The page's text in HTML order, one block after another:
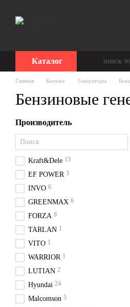
Каталог
Главная Каталог Генераторы
Бензиновые
Производитель
Kraft&Dele 13
EF POWER 3
INVO 6
GREENMAX 6
FORZA 8
TARLAN 1
VITO 1
WARRIOR 1
LUTIAN 2
Hyundai 24
Malcomson 5